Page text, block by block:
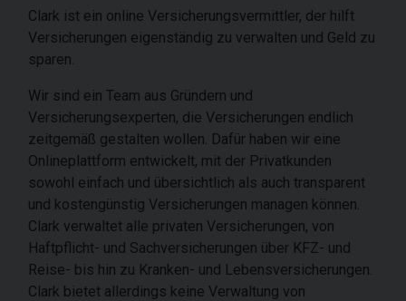
Clark ist ein online Versicherungsvermittler, der hilft
Versicherungen eigenständig zu verwalten und Geld zu
sparen.
Wir sind ein Team aus Gründern und
Versicherungsexperten, die Versicherungen endlich
zeitgemäß gestalten wollen. Dafür haben wir eine
Onlineplattform entwickelt, mit der Privatkunden
sowohl einfach und übersichtlich als auch transparent
und kostengünstig Versicherungen managen können.
Clark verwaltet alle privaten Versicherungen, von
Haftpflicht- und Sachversicherungen über KFZ- und
Reise- bis hin zu Kranken- und Lebensversicherungen.
Clark bietet allerdings keine Verwaltung von